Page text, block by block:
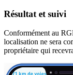
Résultat et suivi
Conformément au
localisation ne sera
propriétaire qui